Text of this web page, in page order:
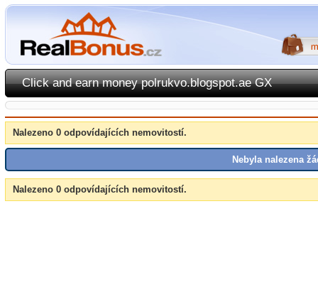
Click and earn money polrukvo.blogspot.ae GX
Nalezeno 0 odpovídajících nemovitostí.
Nebyla nalezena
Nalezeno 0 odpovídajících nemovitostí.